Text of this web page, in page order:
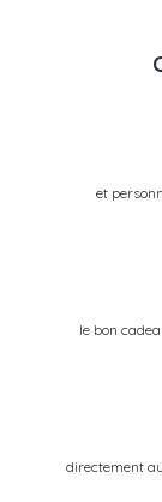
et
le bon
directement